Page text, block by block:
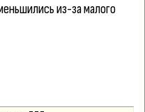
из-за малого